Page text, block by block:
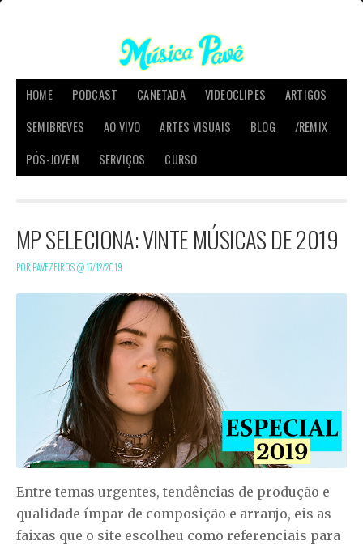
HOME PODCAST CANETADA VIDEOCLIPES
ARTIGOS
SEMIBREVES
AO VIVO ARTES VISUAIS BLOG
/REMIX
PÓS-JOVEM
SERVIÇOS CURSO
MP SELECIONA: VINTE MÚSICAS DE 2019
POR PAVEZEIROS @17/12/2019
Entre temas urgentes, tendências de produção e
qualidade ímpar de composição e arranjo, eis as
faixas que o site escolheu como referenciais para